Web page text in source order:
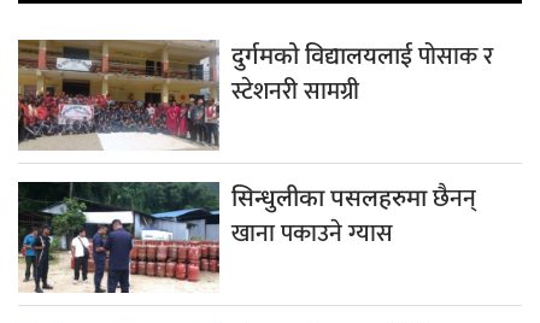
दुर्गमको विद्यालयलाईपोसाक र
स्टेशनरी सामग्री
सिन्धुलीका पसलहरुमाछैनन्
खाना पकाउने ग्यास